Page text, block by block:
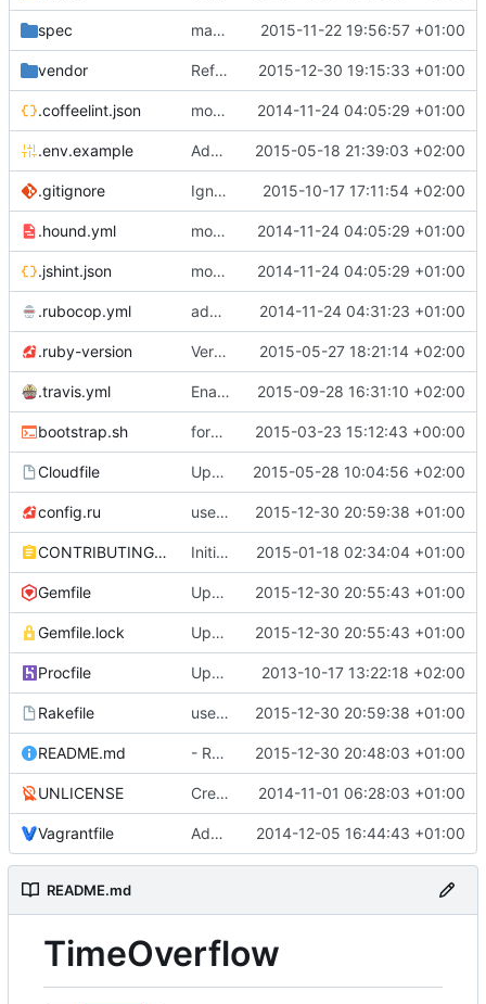
spec make Hound happy 2015-11-22 19:56:57 +01:00
vendor Refactor assets-pipeline: 2015-12-30 19:15:33 +01:00
.coffeelint.json moved linters config to the root so they are used not only by hound 2014-11-24 04:05:29 +01:00
.env.example Adding .env example as a guide to use local .env file with gem dotenv-rails. 2015-05-18 21:39:03 +02:00
.gitignore Ignore CTAGS generated files 2015-10-17 17:11:54 +02:00
.hound.yml moved linters config to the root so they are used not only by hound 2014-11-24 04:05:29 +01:00
.jshint.json moved linters config to the root so they are used not only by hound 2014-11-24 04:05:29 +01:00
.rubocop.yml added hound rubocop config by default 2014-11-24 04:31:23 +01:00
.ruby-version Very beautiful login page - upgrade ruby and add slim 2015-05-27 18:21:14 +02:00
.travis.yml Enable Elasticsearch on CI 2015-09-28 16:31:10 +02:00
bootstrap.sh forgot to update comments 2015-03-23 15:12:43 +00:00
Cloudfile Update production ruby version 2015-05-28 10:04:56 +02:00
config.ru use Rails.application instead of Timeoverflow::Application 2015-12-30 20:59:38 +01:00
CONTRIBUTING.md Initialization line for rbenv. 2015-01-18 02:34:04 +01:00
Gemfile Update to latest rspec-rails (3.4) 2015-12-30 20:55:43 +01:00
Gemfile.lock Update to latest rspec-rails (3.4) 2015-12-30 20:55:43 +01:00
Procfile Updates for bootstrap 3. 2013-10-17 13:22:18 +02:00
Rakefile use Rails.application instead of Timeoverflow::Application 2015-12-30 20:59:38 +01:00
README.md - Remove rails-erd dependency 2015-12-30 20:48:03 +01:00
UNLICENSE Create UNLICENSE 2014-11-01 06:28:03 +01:00
Vagrantfile Added Vagrant support 2014-12-05 16:44:43 +01:00
README.md
TimeOverflow